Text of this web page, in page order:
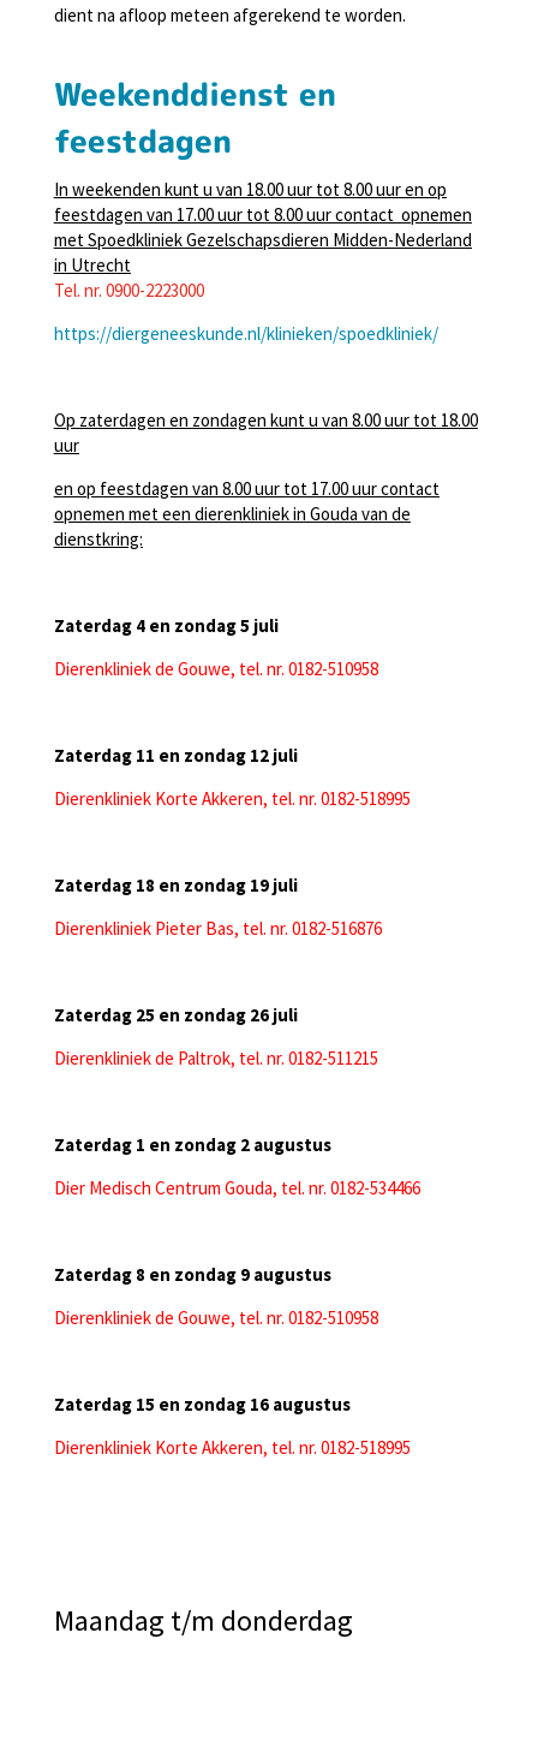
dient na afloop meteen afgerekend te worden.
Weekenddienst en
feestdagen
In weekenden kunt u van 18.00 uur tot 8.00 uur en op
feestdagen van 17.00 uur tot 8.00 uur contact opnemen
met Spoedkliniek Gezelschapsdieren Midden-Nederland
in Utrecht
Tel. nr. 0900-2223000
https://diergeneeskunde.nl/klinieken/spoedkliniek/
Op zaterdagen en zondagen kunt u van 8.00 uur tot 18.00
uur
en op feestdagen van 8.00 uur tot 17.00 uur contact
opnemen met een dierenkliniek in Gouda van de
dienstkring:
Zaterdag 4 en zondag 5 juli
Dierenkliniek de Gouwe, tel. nr. 0182-510958
Zaterdag 11 en zondag 12 juli
Dierenkliniek Korte Akkeren, tel. nr. 0182-518995
Zaterdag 18 en zondag 19 juli
Dierenkliniek Pieter Bas, tel. nr. 0182-516876
Zaterdag 25 en zondag 26 juli
Dierenkliniek de Paltrok, tel. nr. 0182-511215
Zaterdag 1 en zondag 2 augustus
Dier Medisch Centrum Gouda, tel. nr. 0182-534466
Zaterdag 8 en zondag 9 augustus
Dierenkliniek de Gouwe, tel. nr. 0182-510958
Zaterdag 15 en zondag 16 augustus
Dierenkliniek Korte Akkeren, tel. nr. 0182-518995
Maandag t/m donderdag